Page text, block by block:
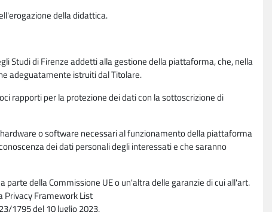
della didattica.
Studi di Firenze addetti alla gestione della piattaforma, che, nella
adeguatamente istruiti dal Titolare.
rapporti per la protezione dei dati con la sottoscrizione di
o software necessari al funzionamento della piattaforma
dei dati personali degli interessati e che saranno
della Commissione UE o un'altra delle garanzie di cui all'art.
Privacy Framework List
1795 del 10 luglio 2023.